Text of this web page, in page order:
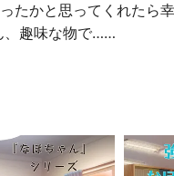
たかと思ってくれたら
、趣味な物で……